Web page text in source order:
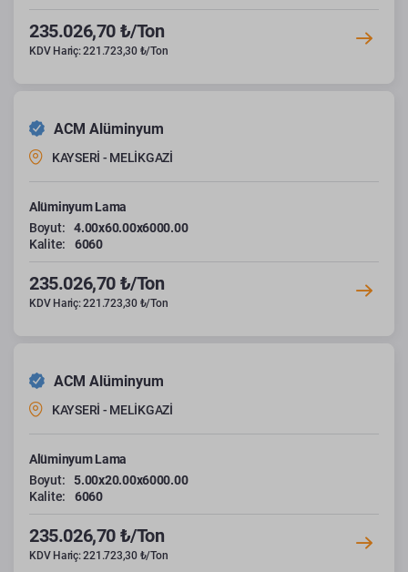
235.026,70 ₺/Ton
KDV Hariç: 221.723,30 ₺/Ton
ACM Alüminyum
KAYSERİ - MELİKGAZİ
Alüminyum Lama
Boyut:
4.00x60.00x6000.00
Kalite:
6060
235.026,70 ₺/Ton
KDV Hariç: 221.723,30 ₺/Ton
ACM Alüminyum
KAYSERİ - MELİKGAZİ
Alüminyum Lama
Boyut:
5.00x20.00x6000.00
Kalite:
6060
235.026,70 ₺/Ton
KDV Hariç: 221.723,30 ₺/Ton